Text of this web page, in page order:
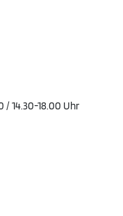
/ 14.30-18.00 Uhr